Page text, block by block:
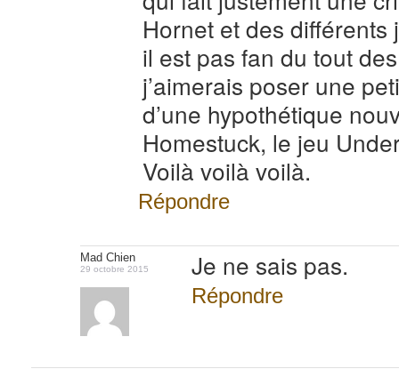
Hornet et des
il est pas fan du tout
j’aimerais poser une
d’une hypothétique
Homestuck, le jeu
Voilà voilà voilà.
Répondre
Mad Chien
29 octobre 2015 Je ne sais pas.
Répondre